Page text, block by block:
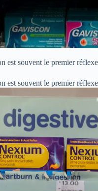
est souvent le premier
est souvent le premier